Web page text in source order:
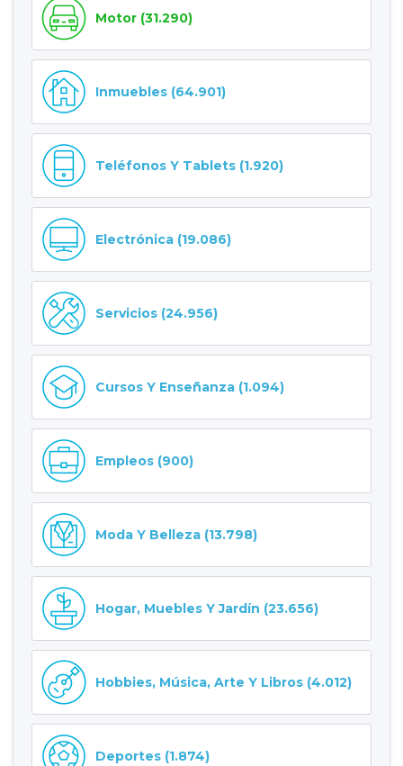
Motor (31.290)
Inmuebles (64.901)
Teléfonos Y Tablets (1.920)
Electrónica (19.086)
Servicios (24.956)
Cursos Y Enseñanza (1.094)
Empleos (900)
Moda Y Belleza (13.798)
Hogar, Muebles Y Jardín (23.656)
Hobbies, Música, Arte Y Libros (4.012)
Deportes (1.874)